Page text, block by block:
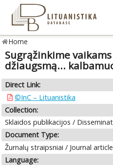
Home
Sugrąžinkime
džiaugsmą...
Direct Link:
©InC – Lituanistika
Collection:
Sklaidos publikacijos /
Document Type:
Žurnalų straipsniai / Journal
Language: